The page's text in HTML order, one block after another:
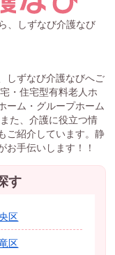
、しずなび介護なび
しずなび介護なびへご
・住宅型有料老人ホ
ーム・グループホーム
た、介護に役立つ情
ご紹介しています。静
お手伝いします！！
す
区
区